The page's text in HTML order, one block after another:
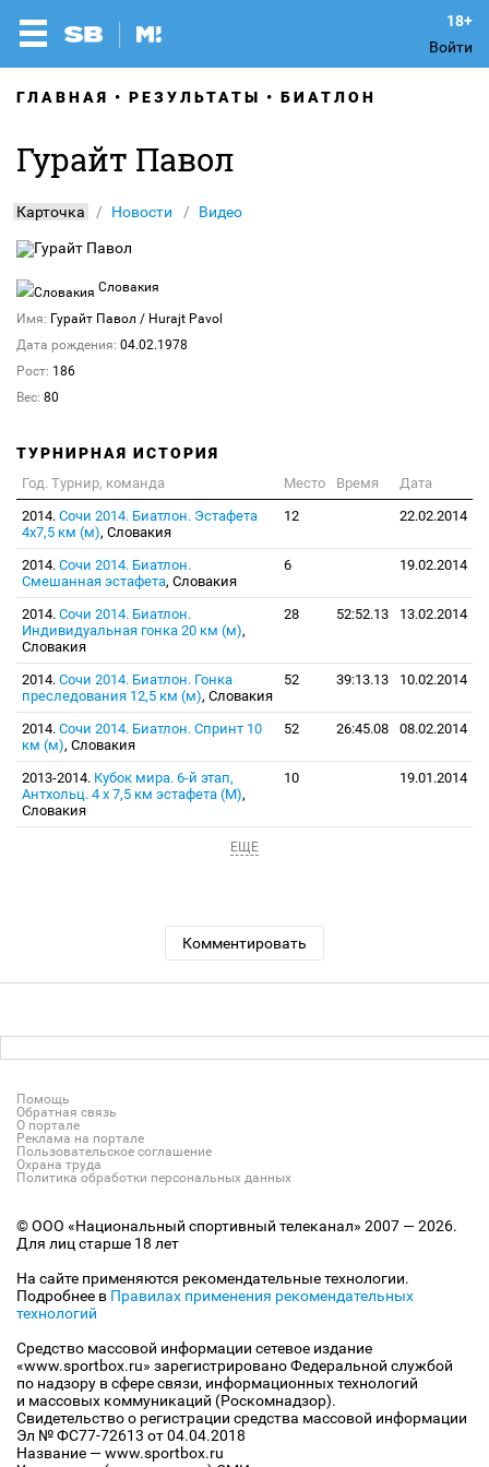
Войти
ГЛАВНАЯ РЕЗУЛЬТАТЫ БИАТЛОН
Гурайт Павол
Карточка Новости Видео
Словакия
Имя: Гурайт Павол / Hurajt Pavol
Дата рождения: 04.02.1978
Рост: 186
Вес: 80
ТУРНИРНАЯ ИСТОРИЯ
Год. Турнир, команда Место Время
Дата
2014. Сочи 2014. Биатлон. Эстафета
4х7,5 км (м), Словакия
12 22.02.2014
2014. Сочи 2014. Биатлон.
Смешанная эстафета, Словакия
6 19.02.2014
2014. Сочи 2014. Биатлон.
Индивидуальная гонка 20 км (м),
Словакия
28 52:52.13 13.02.2014
2014. Сочи 2014. Биатлон. Гонка
преследования 12,5 км (м), Словакия
52 39:13.13 10.02.2014
2014. Сочи 2014. Биатлон. Спринт 10
км (м), Словакия
52 26:45.08 08.02.2014
2013-2014. Кубок мира. 6-й этап,
Антхольц. 4 х 7,5 км эстафета (М),
Словакия
10 19.01.2014
ЕЩЕ
Комментировать
Помощь
Обратная связь
О портале
Реклама на портале
Пользовательское соглашение
Охрана труда
Политика обработки персональных данных
© ООО «Национальный спортивный телеканал» 2007 — 2026.
Для лиц старше 18 лет
На сайте применяются рекомендательные технологии.
Подробнее в Правилах применения рекомендательных
технологий
Средство массовой информации сетевое издание
«www.sportbox.ru» зарегистрировано Федеральной службой
по надзору в сфере связи, информационных технологий
и массовых коммуникаций (Роскомнадзор).
Свидетельство о регистрации средства массовой информации
Эл № ФС77-72613 от 04.04.2018
Название — www.sportbox.ru